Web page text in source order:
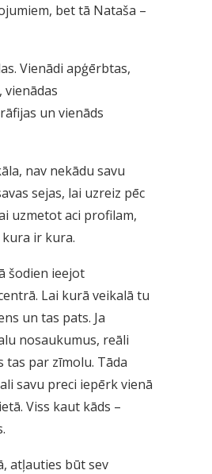
bet tā Nataša –
Vienādi apģērbtas,
vienādas
un vienāds
nav nekādu savu
sejas, lai uzreiz pēc
uzmetot aci profilam,
ir kura.
šodien ieejot
Lai kurā veikalā tu
un tas pats. Ja
nosaukumus, reāli
tas par zīmolu. Tāda
savu preci iepērk vienā
Viss kaut kāds –
atļauties būt sev